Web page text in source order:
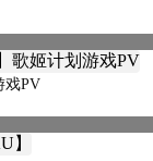
戏PV